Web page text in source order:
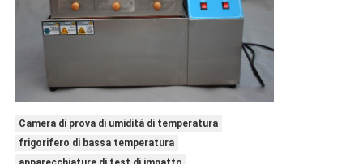
Camera di prova di umidità di temperatura
frigorifero di bassa temperatura